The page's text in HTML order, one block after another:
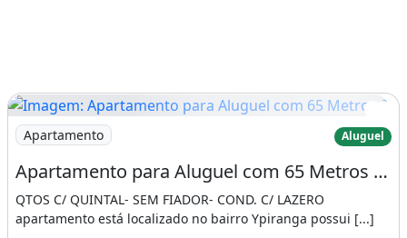
Imagem: Apartamento para Aluguel com 65 Metros 2
Apartamento Aluguel
Apartamento para Aluguel com 65 Metros 2 Quartos com Quintal
QTOS C/ QUINTAL- SEM FIADOR- COND. C/ LAZERO
apartamento está localizado no bairro Ypiranga possui [...]